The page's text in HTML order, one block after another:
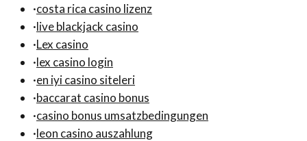
·costa rica casino lizenz
·live blackjack casino
·Lex casino
·lex casino login
·en iyi casino siteleri
·baccarat casino bonus
·casino bonus umsatzbedingungen
·leon casino auszahlung